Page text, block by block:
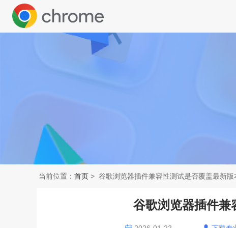
当前位置： 首页 > 谷歌浏览器插件兼容性测试是否覆盖最新版
谷歌浏览器插件兼